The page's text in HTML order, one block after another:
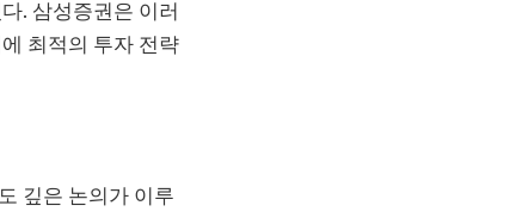
. 삼성증권은 이러
최적의 투자 전략
깊은 논의가 이루